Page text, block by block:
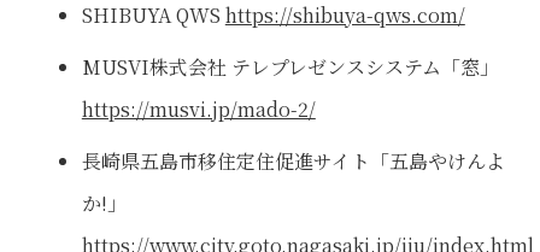
SHIBUYA QWS https://shibuya-qws.com/
MUSVI株式会社 テレプレゼンスシステム「窓」
https://musvi.jp/mado-2/
長崎県五島市移住定住促進サイト「五島やけんよ
か!」
https://www.city.goto.nagasaki.jp/iju/index.html